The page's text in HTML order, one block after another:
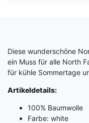
Diese wunderschöne
ein Muss für alle North
für kühle Sommertage
Artikeldetails:
100% Baumwolle
Farbe: white